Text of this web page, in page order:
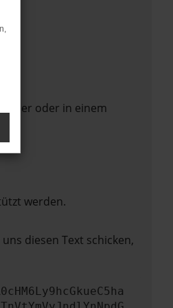
oder in einem
werden.
diesen Text schicken,